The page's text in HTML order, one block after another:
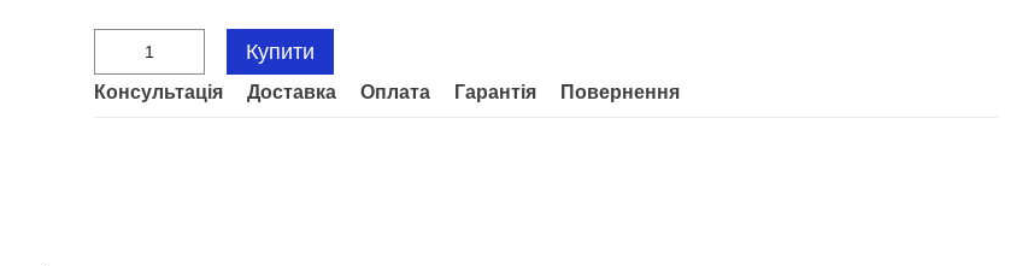
Купити
Консультація Доставка Оплата Гарантія Повернення